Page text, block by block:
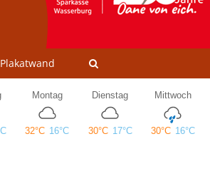
Plakatwand